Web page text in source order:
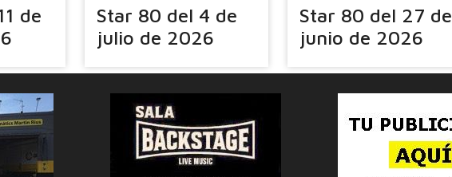
de
Star 80 del 4 de
julio de 2026
Star 80 del 27 de
junio de 2026